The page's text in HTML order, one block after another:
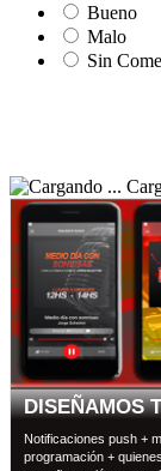
Bueno
Malo
Sin